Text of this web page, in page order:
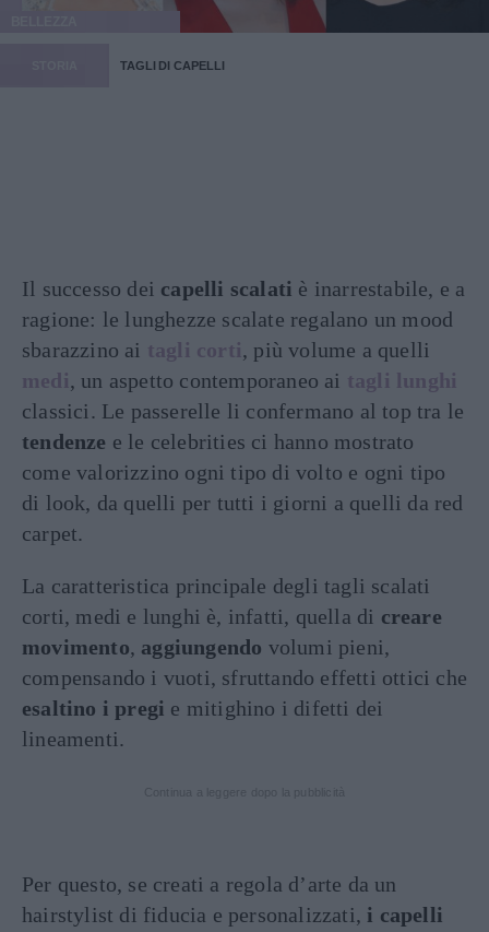
TAGLI DI CAPELLI
Il successo dei capelli scalati è inarrestabile, e a
ragione: le lunghezze scalate regalano un mood
sbarazzino ai tagli corti, più volume a quelli
medi, un aspetto contemporaneo ai tagli lunghi
classici. Le passerelle li confermano al top tra le
tendenze e le celebrities ci hanno mostrato
come valorizzino ogni tipo di volto e ogni tipo
di look, da quelli per tutti i giorni a quelli da red
carpet.
La caratteristica principale degli tagli scalati
corti, medi e lunghi è, infatti, quella di creare
movimento, aggiungendo volumi pieni,
compensando i vuoti, sfruttando effetti ottici che
esaltino i pregi e mitighino i difetti dei
lineamenti.
Per questo, se creati a regola d’arte da un
hairstylist di fiducia e personalizzati, i capelli